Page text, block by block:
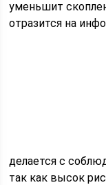
уменьшит
отразится на
делается с
так как высок